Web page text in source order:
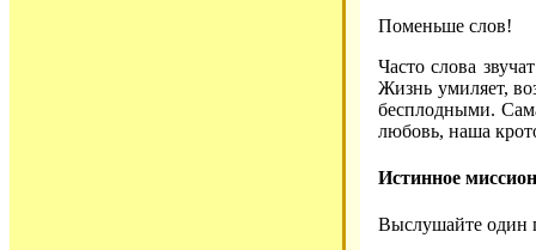
Поменьше слов!
Часто слова
Жизнь умиляет,
бесплодными.
любовь, наша
Истинное
Выслушайте